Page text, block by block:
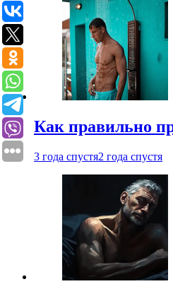
Как правильно
3 года спустя2 года спустя